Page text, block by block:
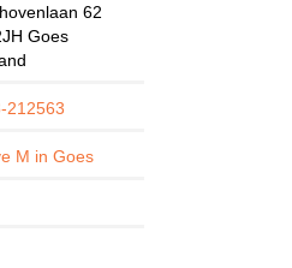
62
Goes
212563
M in Goes